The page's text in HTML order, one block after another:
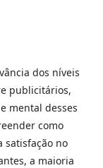
dos níveis
publicitários,
mental desses
como
satisfação no
a maioria